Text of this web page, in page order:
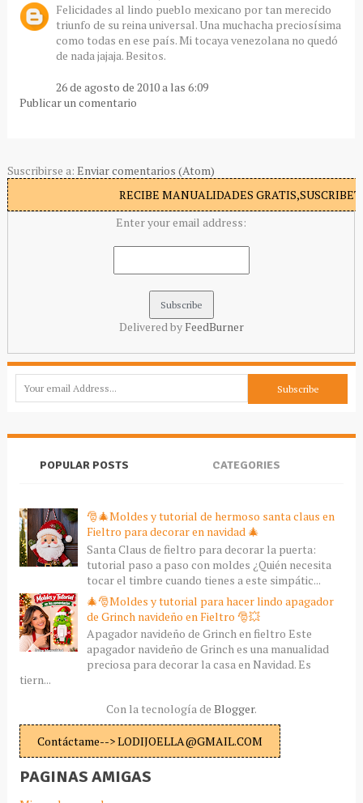
Felicidades al lindo pueblo mexicano por tan merecido
triunfo de su reina universal. Una muchacha preciosísima
como todas en ese país. Mi tocaya venezolana no quedó
de nada jajaja. Besitos.
26 de agosto de 2010 a las 6:09
Publicar un comentario
Suscribirse a: Enviar comentarios (Atom)
RECIBE MANUALIDADES
Enter your email address:
Delivered by FeedBurner
POPULAR POSTS CATEGORIES
🎅🎄Moldes y tutorial de hermoso santa claus en
Fieltro para decorar en navidad 🎄
Santa Claus de fieltro para decorar la puerta:
tutorial paso a paso con moldes ¿Quién necesita
tocar el timbre cuando tienes a este simpátic...
🎄🎅Moldes y tutorial para hacer lindo apagador
de Grinch navideño en Fieltro 🎅💥
Apagador navideño de Grinch en fieltro Este
apagador navideño de Grinch es una manualidad
preciosa para decorar la casa en Navidad. Es
tiern...
Con la tecnología de Blogger.
Contáctame--> LODIJOELLA@GMAIL.COM
PAGINAS AMIGAS